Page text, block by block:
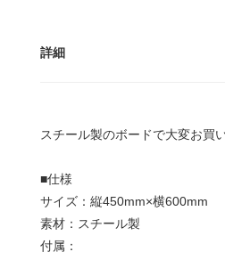
詳細
スチール製のボードで大変お買
■仕様
サイズ：縦450mm×横600mm
素材：スチール製
付属：